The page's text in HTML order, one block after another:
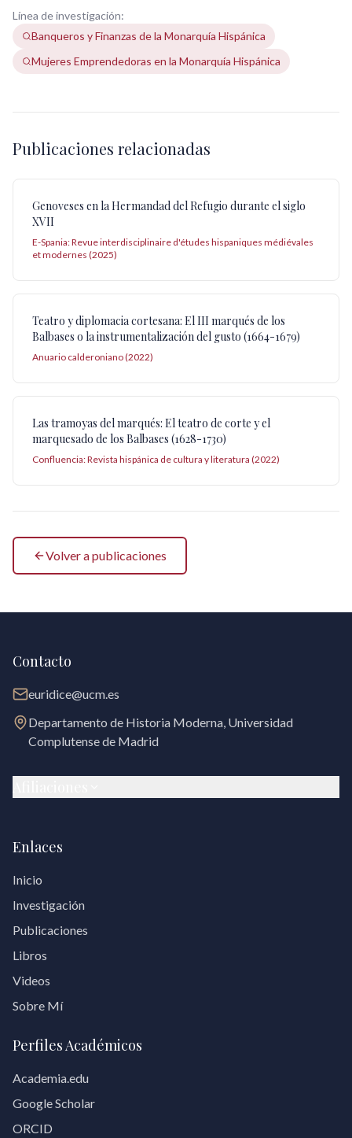
Línea de investigación:
Banqueros y Finanzas de la Monarquía Hispánica
Mujeres Emprendedoras en la Monarquía Hispánica
Publicaciones relacionadas
Genoveses en la Hermandad del Refugio durante el siglo
XVII
E-Spania: Revue interdisciplinaire d'études hispaniques médiévales
et modernes (2025)
Teatro y diplomacia cortesana: El III marqués de los
Balbases o la instrumentalización del gusto (1664-1679)
Anuario calderoniano (2022)
Las tramoyas del marqués: El teatro de corte y el
marquesado de los Balbases (1628-1730)
Confluencia: Revista hispánica de cultura y literatura (2022)
Volver a publicaciones
Contacto
euridice@ucm.es
Departamento de Historia Moderna, Universidad
Complutense de Madrid
Enlaces
Inicio
Investigación
Publicaciones
Libros
Videos
Sobre Mí
Perfiles Académicos
Academia.edu
Google Scholar
ORCID